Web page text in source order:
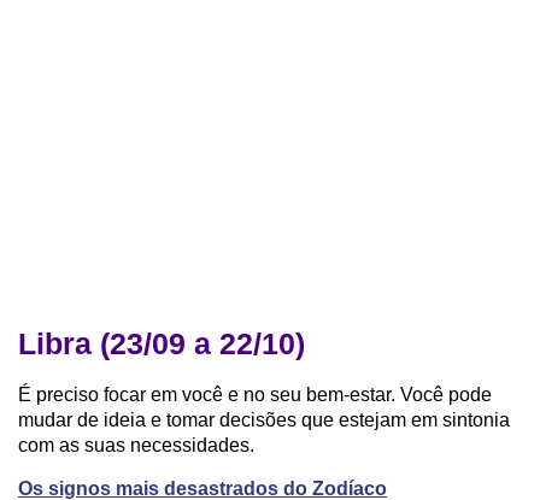
Libra (23/09 a 22/10)
É preciso focar em você e no seu bem-estar. Você pode
mudar de ideia e tomar decisões que estejam em sintonia
com as suas necessidades.
Os signos mais desastrados do Zodíaco